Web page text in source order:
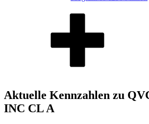
Aktuelle Kennzahlen zu
INC CL A